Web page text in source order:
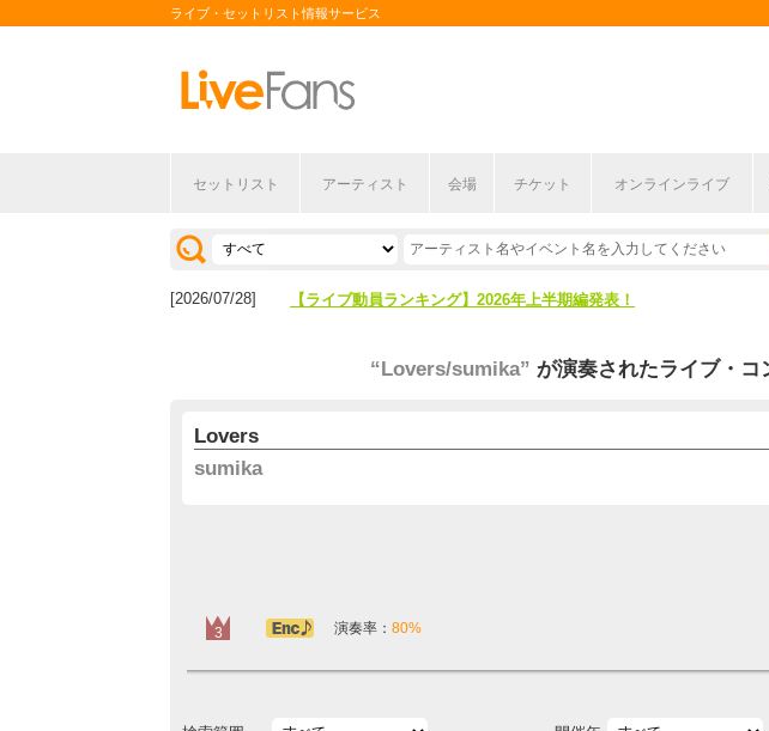
ライブ・セットリスト情報サービス
セットリスト アーティスト 会場 チケット オンラインライブ
[2026/04/27] 【フェス特集2026】フェス情報はここから！
[2026/07/28] 【ライブ動員ランキング】2026年上半期編発表！
“Lovers/sumika” が演奏されたライブ・コ
Lovers
sumika
3 アンコール定番
演奏率： 80%